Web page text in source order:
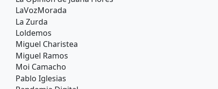
LaVozMorada
La Zurda
Loldemos
Miguel Charistea
Miguel Ramos
Moi Camacho
Pablo Iglesias